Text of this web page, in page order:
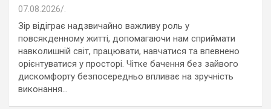
07.08.2026
Зір відіграє надзвичайно важливу роль у
повсякденному житті, допомагаючи нам сприймати
навколишній світ, працювати, навчатися та впевнено
орієнтуватися у просторі. Чітке бачення без зайвого
дискомфорту безпосередньо впливає на зручність
виконання…